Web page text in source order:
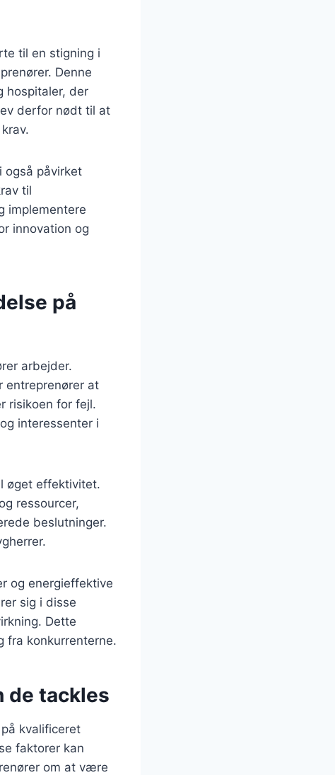
til en stigning i
Denne
hospitaler, der
derfor nødt til at
også påvirket
til
implementere
innovation og
på
arbejder.
entreprenører at
risikoen for fejl.
interessenter i
øget effektivitet.
ressourcer,
beslutninger.
og energieffektive
sig i disse
Dette
fra konkurrenterne.
de tackles
kvalificeret
faktorer kan
om at være